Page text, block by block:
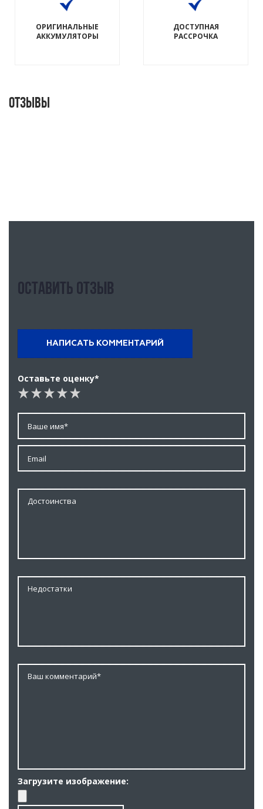
ОРИГИНАЛЬНЫЕ
АККУМУЛЯТОРЫ
ДОСТУПНАЯ
РАССРОЧКА
Отзывы
Оставить отзыв
НАПИСАТЬ КОММЕНТАРИЙ
Оставьте оценку*
Загрузите изображение: